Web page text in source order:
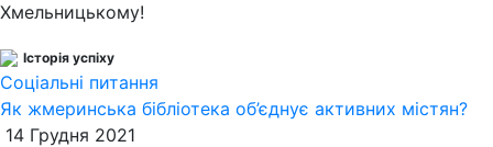
Хмельницькому!
Історія успіху
Соціальні питання
Як жмеринська бібліотека об’єднує активних містян?
14 Грудня 2021